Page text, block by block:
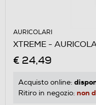
AURICOLARI
XTREME -
€ 24,49
Acquisto online:
Ritiro in negozio: non